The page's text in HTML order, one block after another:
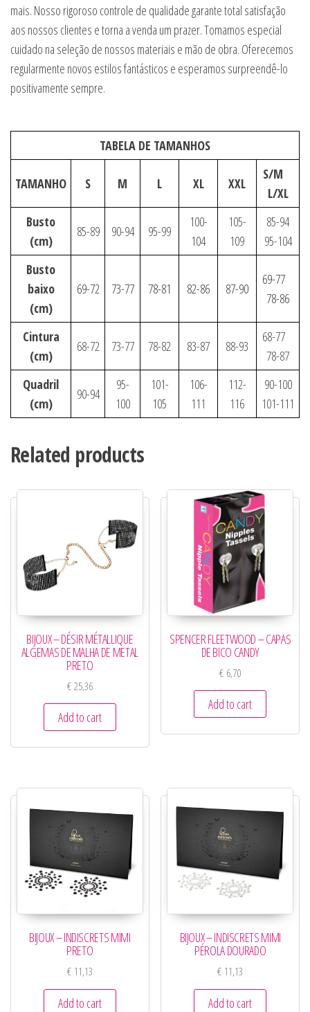
mais. Nosso rigoroso controle de qualidade garante total satisfação
aos nossos clientes e torna a venda um prazer. Tomamos especial
cuidado na seleção de nossos materiais e mão de obra. Oferecemos
regularmente novos estilos fantásticos e esperamos surpreendê-lo
positivamente sempre.
TABELA DE TAMANHOS
TAMANHO S M L XL XXL
S/M
L/XL
Busto
(cm)
85-89 90-94 95-99
100-
104
105-
109
85-94
95-104
Busto
baixo
(cm)
69-72 73-77 78-81 82-86 87-90
69-77
78-86
Cintura
(cm)
68-72 73-77 78-82 83-87 88-93
68-77
78-87
Quadril
(cm)
90-94
95-
100
101-
105
106-
111
112-
116
90-100
101-111
Related products
BIJOUX – DÉSIR MÉTALLIQUE
ALGEMAS DE MALHA DE METAL
PRETO
€25,36
Add to cart
SPENCER FLEETWOOD – CAPAS
DE BICO CANDY
€ 6,70
Add to cart
BIJOUX – INDISCRETS MIMI
PRETO
€11,13
Add to cart
BIJOUX – INDISCRETS MIMI
PÉROLA DOURADO
€ 11,13
Add to cart